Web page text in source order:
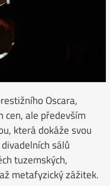
Oscara,
cen, ale především
která dokáže svou
sálů
tuzemských,
metafyzický zážitek.